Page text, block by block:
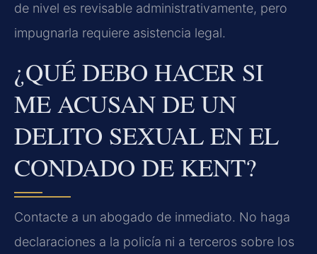
de nivel es revisable administrativamente, pero
impugnarla requiere asistencia legal.
¿QUÉ DEBO HACER SI
ME ACUSAN DE UN
DELITO SEXUAL EN EL
CONDADO DE KENT?
Contacte a un abogado de inmediato. No haga
declaraciones a la policía ni a terceros sobre los